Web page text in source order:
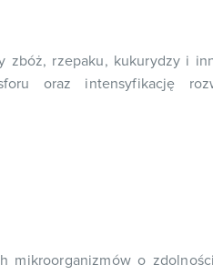
zbóż, rzepaku, kukurydzy i
oraz intensyfikację
mikroorganizmów o